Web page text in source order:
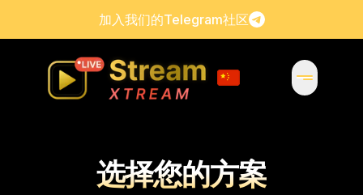
加入我们的Telegram社区
选择您的方案